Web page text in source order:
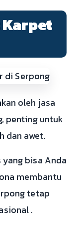
Karpet
oleh jasa
penting untuk
dan awet.
bisa Anda
membantu
tetap
.